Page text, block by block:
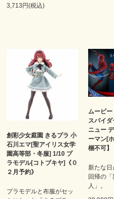
3,713円(税込)
創彩少女庭園 きるプラ 小
石川エマ[聖アイリス女学
園高等部・冬服] 1/10 プ
ラモデル[コトブキヤ]《０
２月予約》
プラモデルと布服がセッ
ムービ
スパイ
ニュー
ーマン[
梱不可】
新たな日
回帰の
人」。